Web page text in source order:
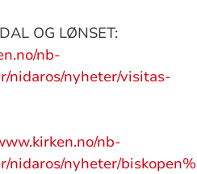
OG LØNSET:
nb-
nidaros/nyheter/visitas-
nb-
nidaros/nyheter/